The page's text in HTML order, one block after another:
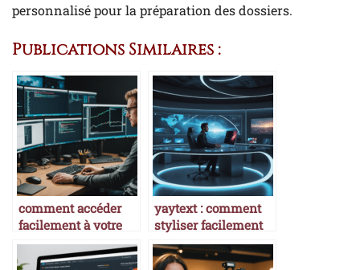
personnalisé pour la préparation des dossiers.
Publications Similaires :
comment accéder
facilement à votre
site web local via
localhost 8080 ?
yaytext : comment
styliser facilement
vos textes en 2025 ?